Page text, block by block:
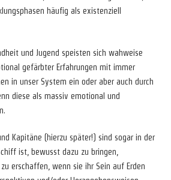
häufig als existenziell
und Jugend speisten sich wahweise
gefärbter Erfahrungen mit immer
in unser System ein oder aber auch durch
diese als massiv emotional und
Kapitäne (hierzu später!) sind sogar in der
ist, bewusst dazu zu bringen,
erschaffen, wenn sie ihr Sein auf Erden